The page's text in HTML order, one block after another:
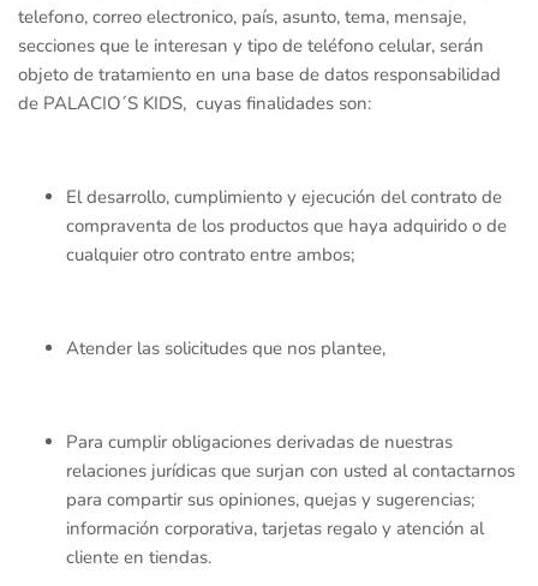
telefono, correo electronico, país, asunto, tema, mensaje,
secciones que le interesan y tipo de teléfono celular, serán
objeto de tratamiento en una base de datos responsabilidad
de PALACIO´S KIDS, cuyas finalidades son:
El desarrollo, cumplimiento y ejecución del contrato de
compraventa de los productos que haya adquirido o de
cualquier otro contrato entre ambos;
Atender las solicitudes que nos plantee,
Para cumplir obligaciones derivadas de nuestras
relaciones jurídicas que surjan con usted al contactarnos
para compartir sus opiniones, quejas y sugerencias;
información corporativa, tarjetas regalo y atención al
cliente en tiendas.
Chaquetas y Chamarras
Comandos
Faldas
Leggings
Pantalones
Packs Regalo
Playeras y Blusas
Impermeables y Rompevientos
Leggings
Monos
Pantalones
Ropa Interior y Pijamas
Sueter y Sudaderas
Short
Chaquetas y Chamarras
Chalecos
Monos
Pantalones
Ropa Interior y Pijamas
Sacos
Sueter y Sudaderas